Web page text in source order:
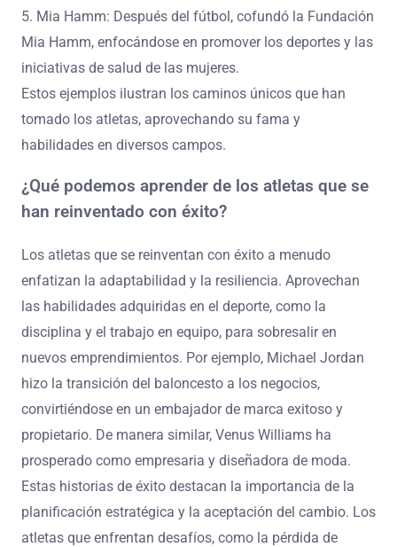
5. Mia Hamm: Después del fútbol, cofundó la Fundación
Mia Hamm, enfocándose en promover los deportes y las
iniciativas de salud de las mujeres.
Estos ejemplos ilustran los caminos únicos que han
tomado los atletas, aprovechando su fama y
habilidades en diversos campos.
¿Qué podemos aprender de los atletas que se
han reinventado con éxito?
Los atletas que se reinventan con éxito a menudo
enfatizan la adaptabilidad y la resiliencia. Aprovechan
las habilidades adquiridas en el deporte, como la
disciplina y el trabajo en equipo, para sobresalir en
nuevos emprendimientos. Por ejemplo, Michael Jordan
hizo la transición del baloncesto a los negocios,
convirtiéndose en un embajador de marca exitoso y
propietario. De manera similar, Venus Williams ha
prosperado como empresaria y diseñadora de moda.
Estas historias de éxito destacan la importancia de la
planificación estratégica y la aceptación del cambio. Los
atletas que enfrentan desafíos, como la pérdida de